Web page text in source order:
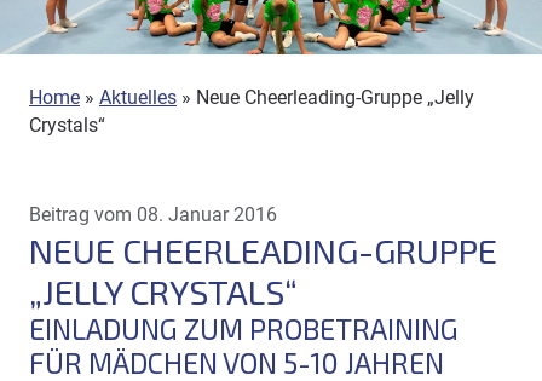
Home » Aktuelles » Neue Cheerleading-Gruppe „Jelly
Crystals“
Beitrag vom 08. Januar 2016
NEUE CHEERLEADING-GRUPPE
„JELLY CRYSTALS“
EINLADUNG ZUM PROBETRAINING
FÜR MÄDCHEN VON 5-10 JAHREN